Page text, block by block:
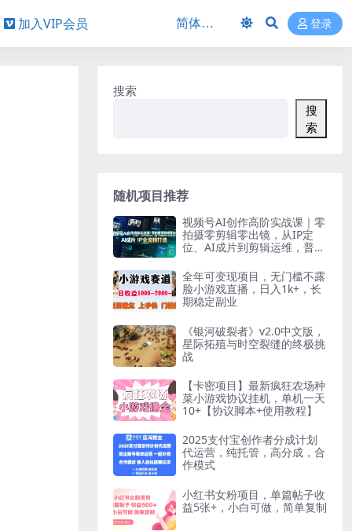
加入VIP会员 登录
搜索
搜
索
随机项目推荐
视频号AI创作高阶实战课｜零
拍摄零剪辑零出镜，从IP定
位、AI成片到剪辑运维，普通
全年可变现项目，无门槛不露
脸小游戏直播，日入1k+，长
期稳定副业
《银河破裂者》v2.0中文版，
星际拓殖与时空裂缝的终极挑
战
【卡密项目】最新疯狂农场种
菜小游戏协议挂机，单机一天
10+【协议脚本+使用教程】
2025支付宝创作者分成计划
代运营，纯托管，高分成，合
作模式
小红书女粉项目，单篇帖子收
益5张+，小白可做，简单复制